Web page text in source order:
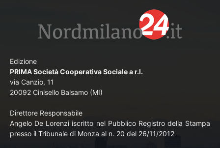
Edizione
PRIMA Società Cooperativa Sociale a r.l.
via Canzio, 11
20092 Cinisello Balsamo (MI)
Direttore Responsabile
Angelo De Lorenzi iscritto nel Pubblico Registro della Stampa
presso il Tribunale di Monza al n. 20 del 26/11/2012